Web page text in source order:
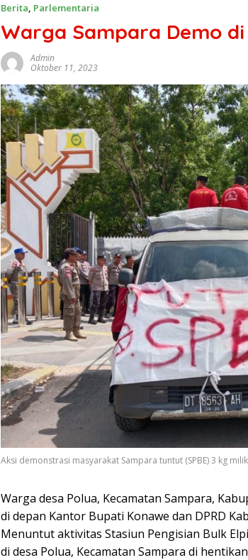
Berita, Parlementaria
Warga Sampara Demo di
Admin
Oktober 11, 2023
Aksi demonstrasi masyarakat Sampara tuntut (SPBE) 3 kg
Warga desa Polua, Kecamatan Sampara,
di depan Kantor Bupati Konawe dan DPRD
Menuntut aktivitas Stasiun Pengisian Bulk
di desa Polua, Kecamatan Sampara di